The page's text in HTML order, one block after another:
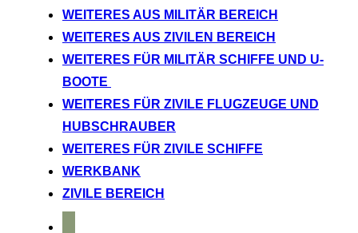
WEITERES AUS MILITÄR BEREICH
WEITERES AUS ZIVILEN BEREICH
WEITERES FÜR MILITÄR SCHIFFE UND U-
BOOTE
WEITERES FÜR ZIVILE FLUGZEUGE UND
HUBSCHRAUBER
WEITERES FÜR ZIVILE SCHIFFE
WERKBANK
ZIVILE BEREICH